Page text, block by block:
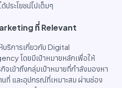
ระโยชน์ไปเต็มๆ
ที่ Relevant
ริการเกี่ยวกับ Digital
โดยมีเป้าหมายหลักเพื่อให้
จเข้าถึงกลุ่มเป้าหมายที่กำลังมองหา
ที่ และอุปกรณ์ที่เหมาะสม ผ่านช่อง